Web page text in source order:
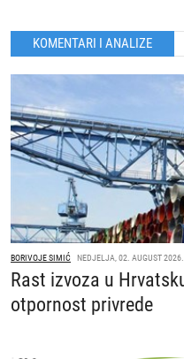
KOMENTARI I ANALIZE
BORIVOJE SIMIĆ NEDJELJA, 02. AUGUST 2026.
Rast izvoza u
otpornost privrede